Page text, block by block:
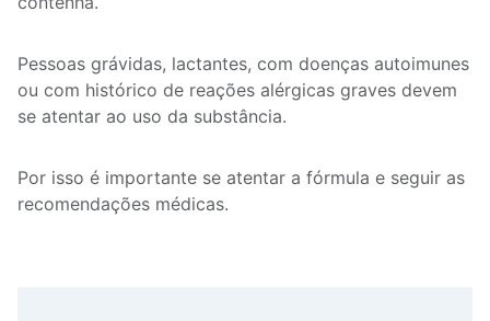
Pessoas grávidas, lactantes, com doenças autoimunes
ou com histórico de reações alérgicas graves devem
se atentar ao uso da substância.
Por isso é importante se atentar a fórmula e seguir as
recomendações médicas.